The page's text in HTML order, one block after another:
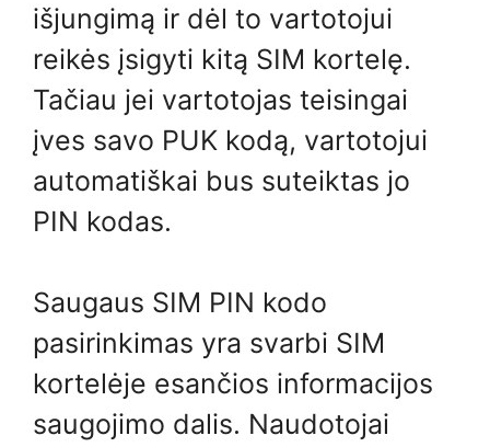
išjungimą ir dėl to vartotojui
reikės įsigyti kitą SIM kortelę.
Tačiau jei vartotojas teisingai
įves savo PUK kodą, vartotojui
automatiškai bus suteiktas jo
PIN kodas.
Saugaus SIM PIN kodo
pasirinkimas yra svarbi SIM
kortelėje esančios informacijos
saugojimo dalis. Naudotojai